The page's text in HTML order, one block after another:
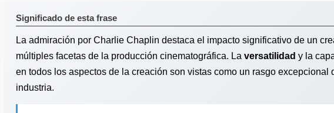
Significado de esta frase
La admiración por Charlie Chaplin destaca el impacto significativo de un
múltiples facetas de la producción cinematográfica. La versatilidad y la
en todos los aspectos de la creación son vistas como un rasgo excepcional
industria.